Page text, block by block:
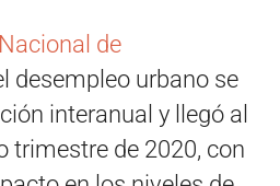
de
desempleo urbano se
interanual y llegó al
trimestre de 2020, con